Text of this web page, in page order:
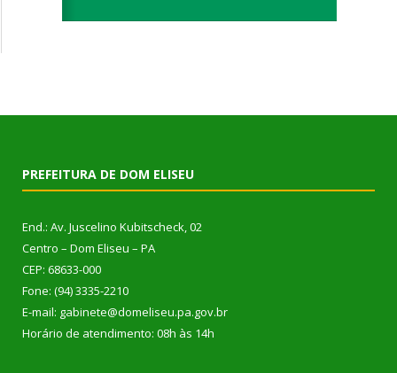
PREFEITURA DE DOM ELISEU
End.: Av. Juscelino Kubitscheck, 02
Centro – Dom Eliseu – PA
CEP: 68633-000
Fone: (94) 3335-2210
E-mail: gabinete@domeliseu.pa.gov.br
Horário de atendimento: 08h às 14h